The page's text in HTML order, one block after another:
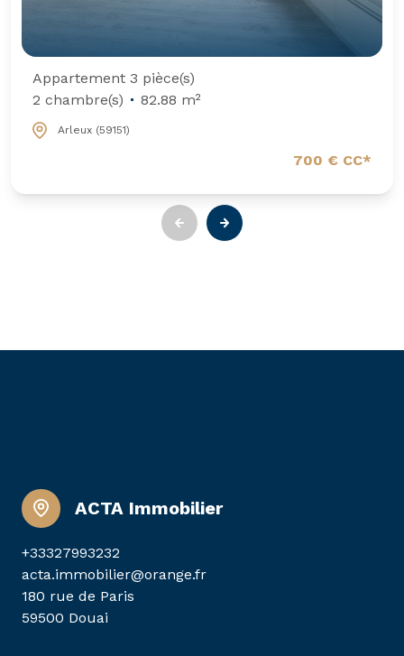
Appartement 3 pièce(s)
2 chambre(s)
82.88 m²
Arleux (59151)
700 € CC*
ACTA Immobilier
+33327993232
acta.immobilier@orange.fr
180 rue de Paris
59500 Douai